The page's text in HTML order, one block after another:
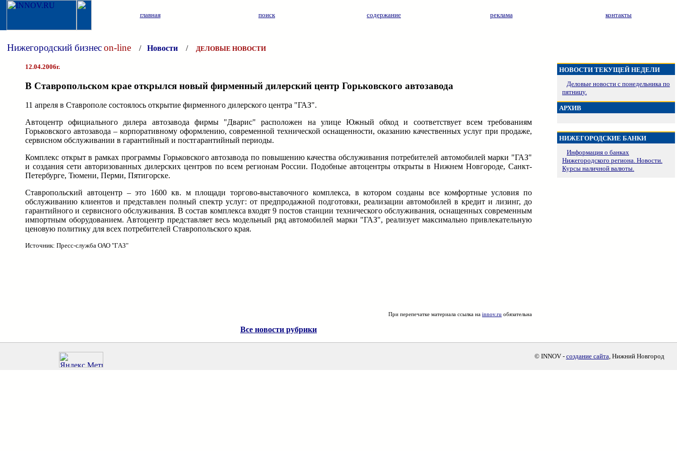
главная поиск содержание реклама контакты
Нижегородский бизнесon-line / Новости / ДЕЛОВЫЕ НОВОСТИ
12.04.2006г.
В Ставропольском крае открылся новый фирменный дилерский центр Горьковского автозавода
11 апреля в Ставрополе состоялось открытие фирменного дилерского центра "ГАЗ".
Автоцентр официального дилера автозавода фирмы "Дварис" расположен на улице Южный обход и соответствует всем требованиям
Горьковского автозавода – корпоративному оформлению, современной технической оснащенности, оказанию качественных услуг при продаже,
сервисном обслуживании в гарантийный и постгарантийный периоды.
Комплекс открыт в рамках программы Горьковского автозавода по повышению качества обслуживания потребителей автомобилей марки "ГАЗ"
и создания сети авторизованных дилерских центров по всем регионам России. Подобные автоцентры открыты в Нижнем Новгороде, Санкт-
Петербурге, Тюмени, Перми, Пятигорске.
Ставропольский автоцентр – это 1600 кв. м площади торгово-выставочного комплекса, в котором созданы все комфортные условия по
обслуживанию клиентов и представлен полный спектр услуг: от предпродажной подготовки, реализации автомобилей в кредит и лизинг, до
гарантийного и сервисного обслуживания. В состав комплекса входят 9 постов станции технического обслуживания, оснащенных современным
импортным оборудованием. Автоцентр представляет весь модельный ряд автомобилей марки "ГАЗ", реализует максимально привлекательную
ценовую политику для всех потребителей Ставропольского края.
Источник: Пресс-служба ОАО "ГАЗ"
При перепечатке материала ссылка на innov.ru обязательна
Все новости рубрики
НОВОСТИ ТЕКУЩЕЙ НЕДЕЛИ
Деловые новости с понедельника по
пятницу.
АРХИВ
НИЖЕГОРОДСКИЕ БАНКИ
Информация о банках
Нижегородского региона. Новости.
Курсы наличной валюты.
© INNOV - создание сайта, Нижний Новгород